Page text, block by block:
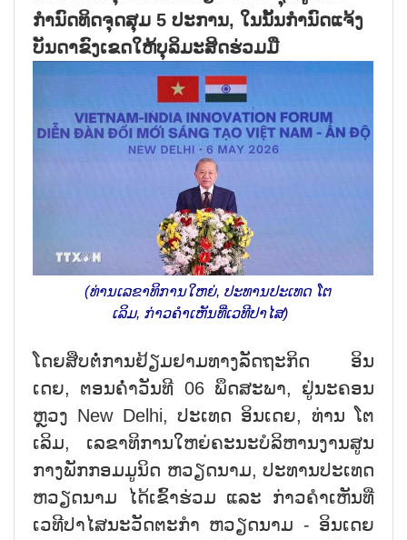
ກຳນົດທິດຈຸດສຸມ 5 ປະການ, ໃນນັ້ນກຳນົດແຈ້ງ
ບັນດາຂົງເຂດໃຫ້ບຸລິມະສິດຮ່ວມມື
(ທ່ານເລຂາທິການໃຫຍ່, ປະທານປະເທດ ໂຕ
ເລິມ, ກ່າວຄຳເຫັນທີ່ເວທີປາໄສ)
ໂດຍ​ສືບ​ຕໍ່​ການ​ຢ້ຽມ​ຢາມ​ທາງ​ລັດ​ຖະ​ກິດ ອິນ​
ເດຍ, ຕອນ​ຄ່ຳ​ວັນ​ທີ 06 ພຶດ​ສະ​ພາ, ຢູ່​ນະ​ຄອນ​
ຫຼວງ New Delhi, ປະ​ເທດ​ ອິນ​ເດຍ, ທ່ານ ໂຕ​
ເລິມ, ເລ​ຂາ​ທິ​ການ​ໃຫຍ່​ຄະ​ນະ​ບໍ​ລິ​ຫານ​ງານ​ສູນ​
ກາງ​ພັກ​ກອມມ​ູ​ນິດ ຫວຽດ​ນ​າມ, ປະ​ທານ​ປະ​ເທດ
ຫວຽດ​ນາມ ໄດ້​ເຂົ້າ​ຮ່ວມ ແລະ ກ່າວ​ຄຳ​ເຫັນ​ທີ່​
ເວ​ທີ​ປາ​ໄສ​ນະ​ວັດ​ຕະ​ກຳ ຫວຽດ​ນາມ - ອິນ​ເດຍ